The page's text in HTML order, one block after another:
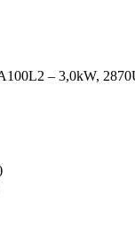
– 3,0kW,